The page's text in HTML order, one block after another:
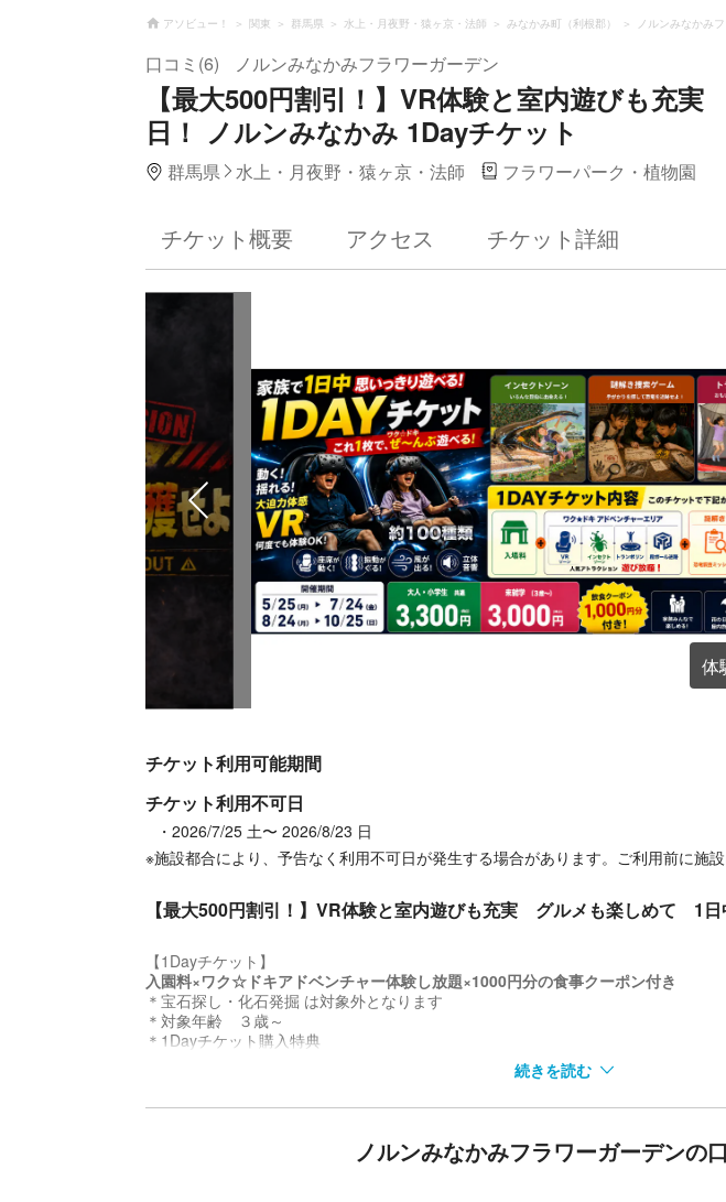
アソビュー！ 関東 群馬県 水上・月夜野・猿ヶ京・法師 みなかみ町（利根郡） ノルンみなかみ
口コミ(6) ノルンみなかみフラワーガーデン
【最大500円割引！】VR体験と室内遊びも充
日！ ノルンみなかみ 1Dayチケット
群馬県 水上・月夜野・猿ヶ京・法師 フラワーパーク・植物園
チケット概要 アクセス チケット詳細
体
チケット利用可能期間
チケット利用不可日
2026/7/25 土〜 2026/8/23 日
※施設都合により、予告なく利用不可日が発生する場合があります。ご利用前に施設
【最大500円割引！】VR体験と室内遊びも充実 グルメも楽しめて 1
入園料×ワク☆ドキアドベンチャー体験し放題×1000円分の食事クーポン付き
＊宝石探し・化石発掘 は対象外となります
＊対象年齢 ３歳～
＊1Dayチケット購入特典
☆VRゾーンにて動画コンテンツ約100種類から選び放題！
＊7月18日・19日はイベントの為、除外日
続きを読む
ノルンみなかみフラワーガーデンの